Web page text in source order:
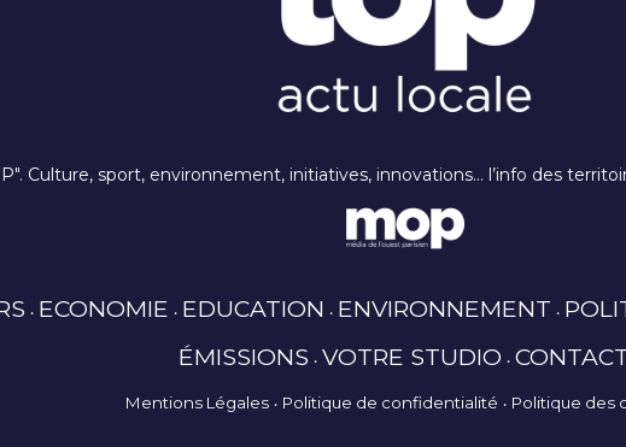
Culture, sport, environnement, initiatives, innovations… l’info des
ECONOMIE EDUCATION ENVIRONNEMENT
ÉMISSIONS VOTRE STUDIO
Mentions Légales Politique de confidentialité Politique des